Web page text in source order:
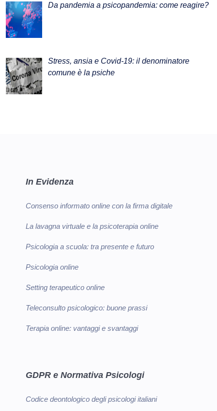
Da pandemia a psicopandemia: come reagire?
Stress, ansia e Covid-19: il denominatore
comune è la psiche
In Evidenza
Consenso informato online con la firma digitale
La lavagna virtuale e la psicoterapia online
Psicologia a scuola: tra presente e futuro
Psicologia online
Setting terapeutico online
Teleconsulto psicologico: buone prassi
Terapia online: vantaggi e svantaggi
GDPR e Normativa Psicologi
Codice deontologico degli psicologi italiani